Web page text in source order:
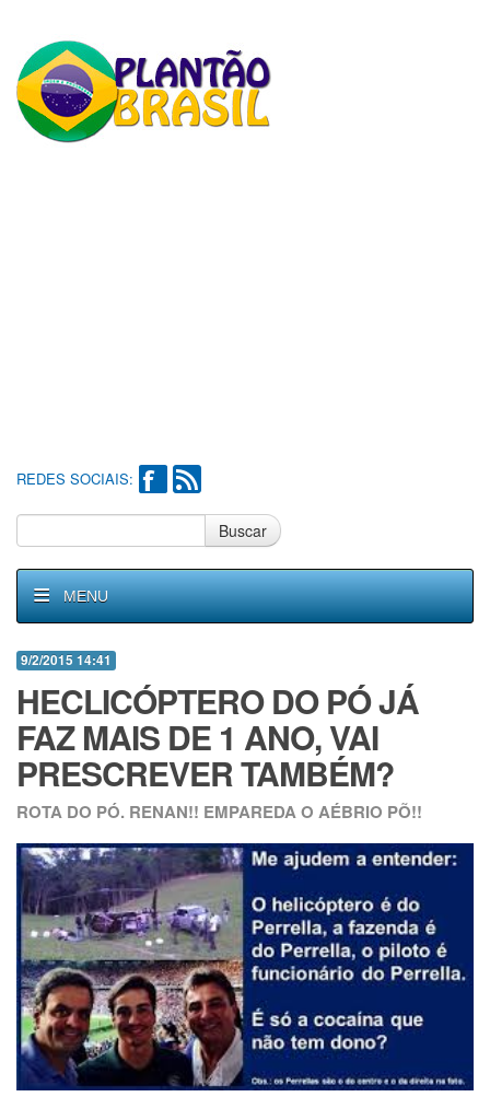
REDES SOCIAIS:
Buscar
MENU
9/2/2015 14:41
HECLICÓPTERO DO PÓ JÁ
FAZ MAIS DE 1 ANO, VAI
PRESCREVER TAMBÉM?
ROTA DO PÓ. RENAN!! EMPAREDA O AÉBRIO PÕ!!